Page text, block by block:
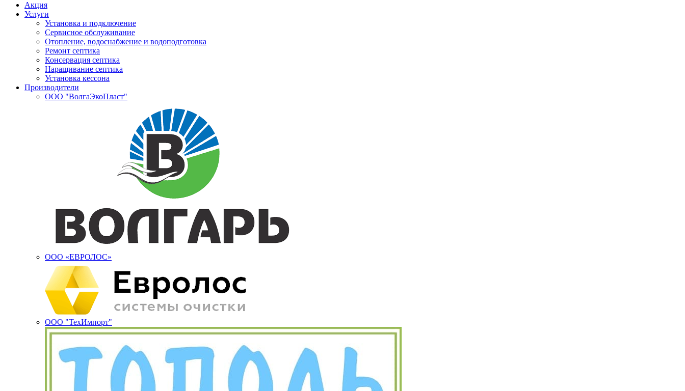
Акция
Услуги
Установка и подключение
Cервисное обслуживание
Отопление, водоснабжение и водоподготовка
Ремонт септика
Консервация септика
Наращивание септика
Установка кессона
Производители
ООО "ВолгаЭкоПласт"
ООО «ЕВРОЛОС»
ООО "ТехИмпорт"